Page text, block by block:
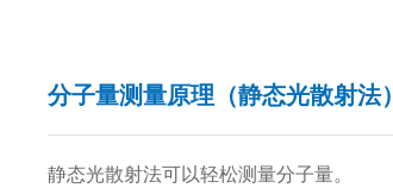
分子量测量原理（静态光散射法）
静态光散射法可以轻松测量分子量。